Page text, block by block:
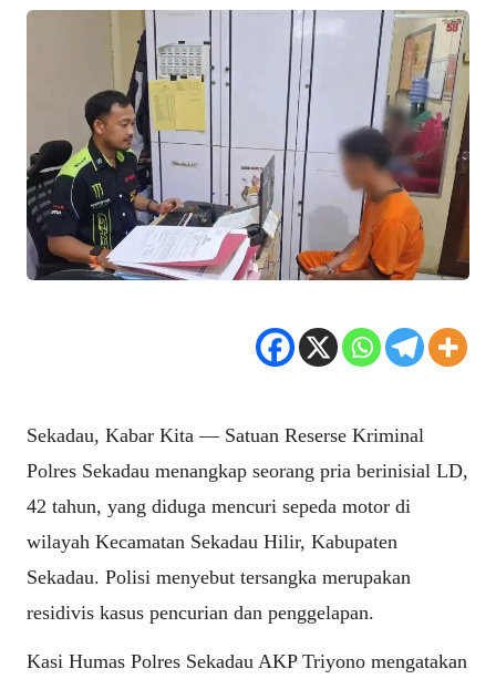
Sekadau, Kabar Kita — Satuan Reserse Kriminal
Polres Sekadau menangkap seorang pria berinisial LD,
42 tahun, yang diduga mencuri sepeda motor di
wilayah Kecamatan Sekadau Hilir, Kabupaten
Sekadau. Polisi menyebut tersangka merupakan
residivis kasus pencurian dan penggelapan.
Kasi Humas Polres Sekadau AKP Triyono mengatakan